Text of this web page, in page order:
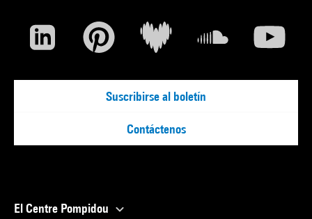
Suscribirse al boletín
Contáctenos
El Centre Pompidou